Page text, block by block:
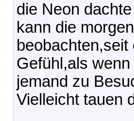
die Neon
kann die
Gefühl,als
jemand zu
Vielleicht tauen